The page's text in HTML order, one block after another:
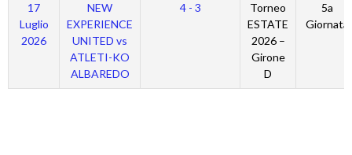
17
Luglio
2026
NEW
EXPERIENCE
UNITED vs
ATLETI-KO
ALBAREDO
4 - 3
Torneo
ESTATE
2026 –
Girone
D
5a
Giornata